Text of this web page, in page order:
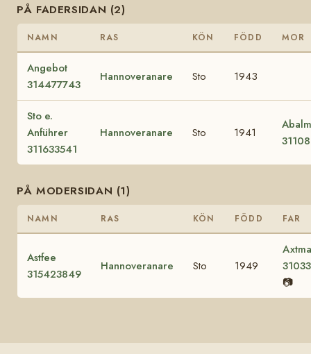
PÅ FADERSIDAN (2)
NAMN RAS KÖN FÖDD MOR
Angebot
314477743
Hannoveranare Sto 1943
Sto e.
Anführer
311633541
Hannoveranare Sto 1941
PÅ MODERSIDAN (1)
NAMN RAS KÖN FÖDD FAR
Astfee
315423849
Hannoveranare Sto 1949
📷